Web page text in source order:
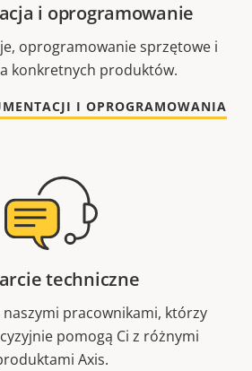
i oprogramowanie
oprogramowanie sprzętowe i
konkretnych produktów.
I OPROGRAMOWANIA
techniczne
pracownikami, którzy
pomogą Ci z różnymi
Axis.